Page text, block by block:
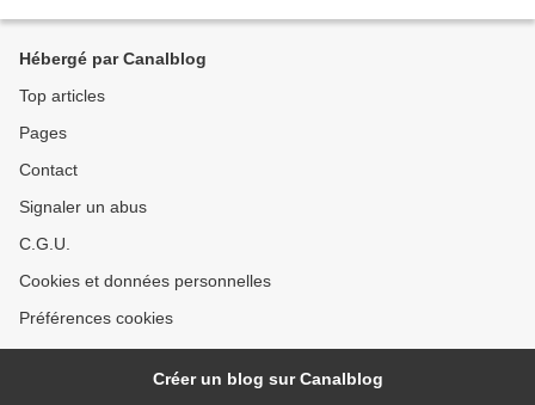
Hébergé par Canalblog
Top articles
Pages
Contact
Signaler un abus
C.G.U.
Cookies et données personnelles
Préférences cookies
Créer un blog sur Canalblog